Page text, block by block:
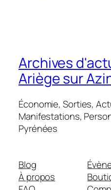
Archives
Ariège sur
Économie, Sorties,
Manifestations,
Pyrénées
Blog
À propos